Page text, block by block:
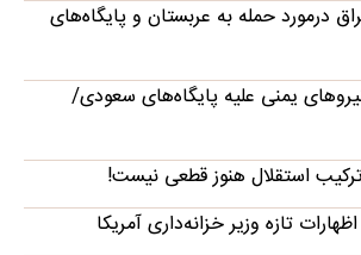
درمورد حمله به عربستان و پایگاه‌های
یمنی علیه پایگاه‌های سعودی/
استقلال هنوز قطعی نیست!
تازه وزیر خزانه‌داری آمریکا